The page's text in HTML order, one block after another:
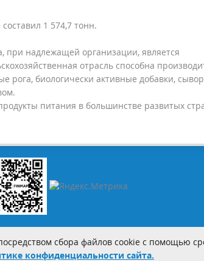
1 574,7 тонн.
при надлежащей организации, является
отрасль способна
биологически активные добавки,
питания в большинстве развитых
сбора файлов cookie с помощью
конфиденциальности сайта.